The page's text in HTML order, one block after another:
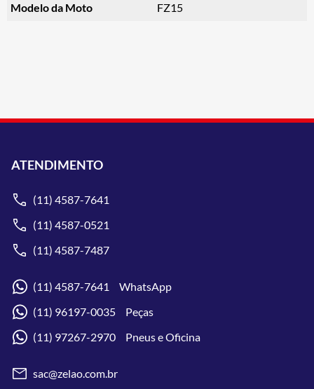
Modelo da Moto FZ15
ATENDIMENTO
(11) 4587-7641
(11) 4587-0521
(11) 4587-7487
(11) 4587-7641 WhatsApp
(11) 96197-0035 Peças
(11) 97267-2970 Pneus e Oficina
sac@zelao.com.br